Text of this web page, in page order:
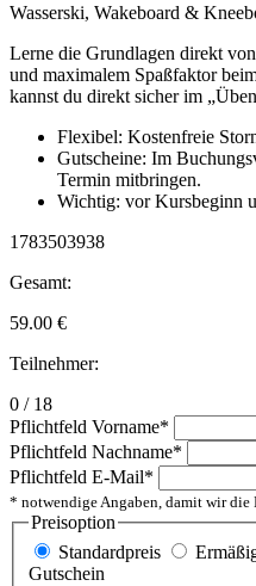
Wasserski, Wakeboard &
Lerne die Grundlagen direkt
und maximalem Spaßfaktor
kannst du direkt sicher im
Flexibel: Kostenfreie
Gutscheine: Im
Termin mitbringen.
Wichtig: vor Kursbeginn
1783503938
Gesamt:
59.00 €
Teilnehmer:
0 / 18
Pflichtfeld Vorname*
Pflichtfeld Nachname*
Pflichtfeld E-Mail*
* notwendige Angaben, damit wir
Preisoption
Standardpreis
Gutschein